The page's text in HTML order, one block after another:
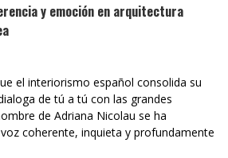
y emoción en arquitectura
el interiorismo español consolida su
de tú a tú con las grandes
de Adriana Nicolau se ha
coherente, inquieta y profundamente